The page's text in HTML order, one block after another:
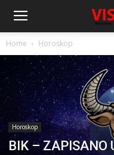
Home Horoskop
Horoskop
BIK – ZAPISANO